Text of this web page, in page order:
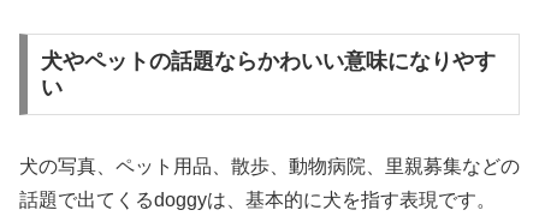
犬やペットの話題ならかわいい意味になりやす
い
犬の写真、ペット用品、散歩、動物病院、里親募集などの
話題で出てくるdoggyは、基本的に犬を指す表現です。